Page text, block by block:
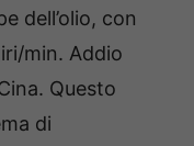
dell’olio, con
min. Addio
Questo
di